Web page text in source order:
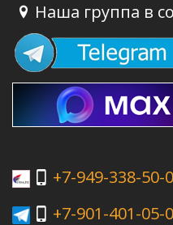
Наша группа в
+7-949-338-50-
+7-901-401-05-